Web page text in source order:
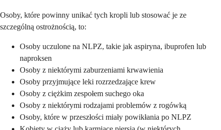
Osoby, które powinny unikać tych kropli lub stosować je ze
szczególną ostrożnością, to:
Osoby uczulone na NLPZ, takie jak aspiryna, ibuprofen lub
naproksen
Osoby z niektórymi zaburzeniami krwawienia
Osoby przyjmujące leki rozrzedzające krew
Osoby z ciężkim zespołem suchego oka
Osoby z niektórymi rodzajami problemów z rogówką
Osoby, które w przeszłości miały powikłania po NLPZ